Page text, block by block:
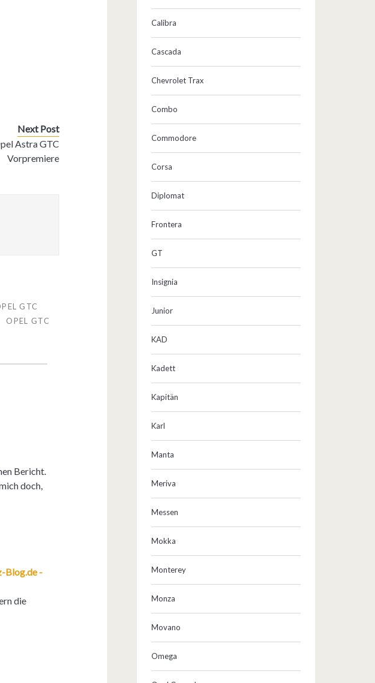
Next Post
Astra GTC
Vorpremiere
GTC
OPEL GTC
Bericht.
doch,
Blog.de -
die
Calibra
Cascada
Chevrolet Trax
Combo
Commodore
Corsa
Diplomat
Frontera
GT
Insignia
Junior
KAD
Kadett
Kapitän
Karl
Manta
Meriva
Messen
Mokka
Monterey
Monza
Movano
Omega